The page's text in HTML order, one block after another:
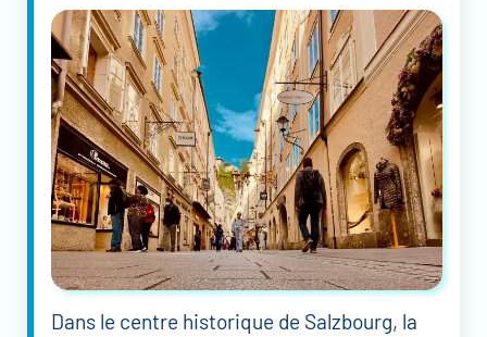
Dans le centre historique de Salzbourg, la